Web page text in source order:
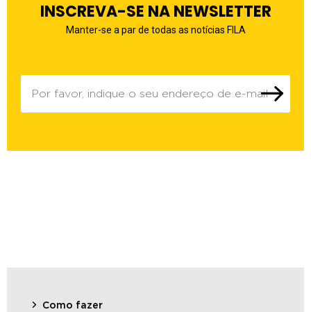
INSCREVA-SE NA NEWSLETTER
Manter-se a par de todas as notícias FILA
Como fazer